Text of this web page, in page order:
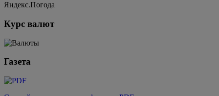
Яндекс.Погода
Курс валют
Газета